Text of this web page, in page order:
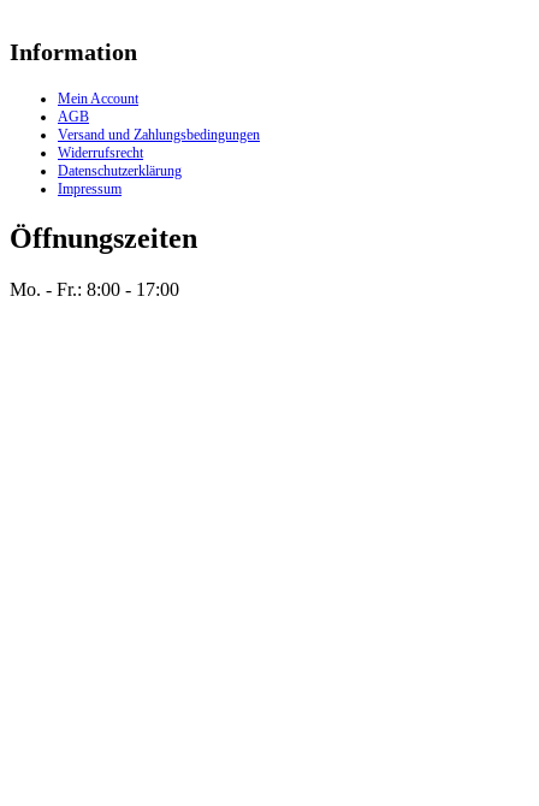
Information
Mein Account
AGB
Versand und Zahlungsbedingungen
Widerrufsrecht
Datenschutzerklärung
Impressum
Öffnungszeiten
Mo. - Fr.: 8:00 - 17:00